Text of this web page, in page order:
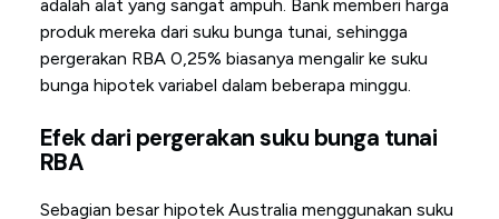
adalah alat yang sangat ampuh. Bank memberi harga
produk mereka dari suku bunga tunai, sehingga
pergerakan RBA 0,25% biasanya mengalir ke suku
bunga hipotek variabel dalam beberapa minggu.
Efek dari pergerakan suku bunga tunai
RBA
Sebagian besar hipotek Australia menggunakan suku